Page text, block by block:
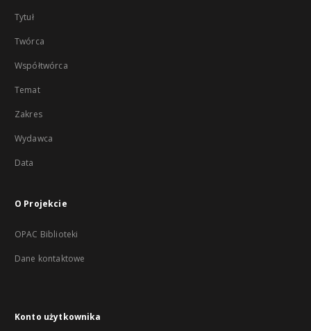
Tytuł
Twórca
Współtwórca
Temat
Zakres
Wydawca
Data
O Projekcie
OPAC Biblioteki
Dane kontaktowe
Konto użytkownika